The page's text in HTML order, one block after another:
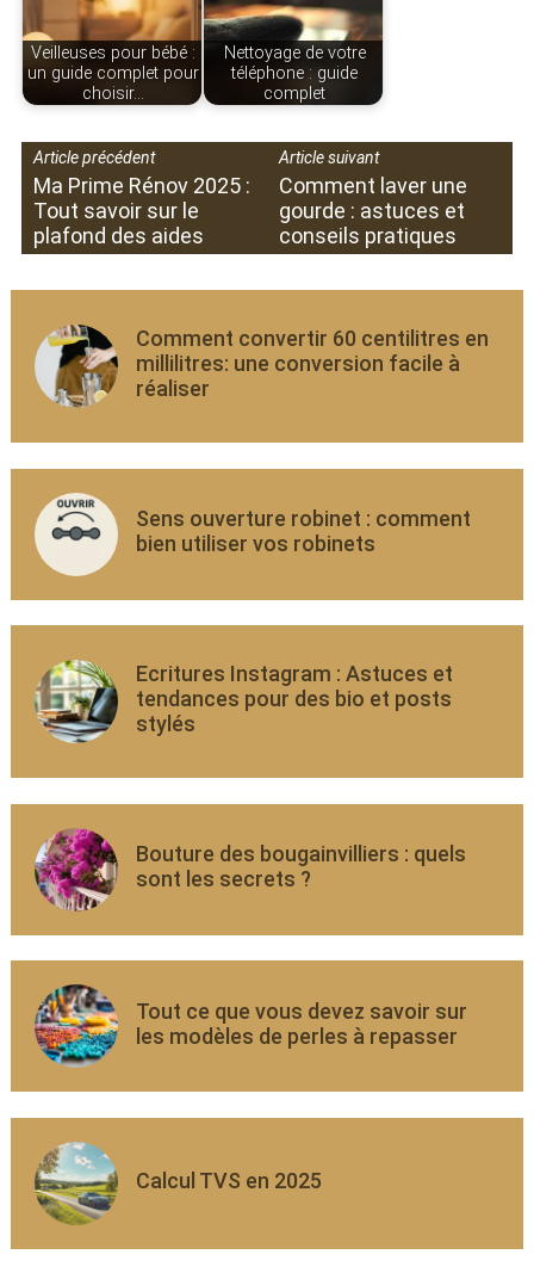
Veilleuses pour bébé :
un guide complet pour
choisir…
Nettoyage de votre
téléphone : guide
complet
Article précédent
Ma Prime Rénov 2025 :
Tout savoir sur le
plafond des aides
Article suivant
Comment laver une
gourde : astuces et
conseils pratiques
Comment convertir 60 centilitres en
millilitres: une conversion facile à
réaliser
Sens ouverture robinet : comment
bien utiliser vos robinets
Ecritures Instagram : Astuces et
tendances pour des bio et posts
stylés
Bouture des bougainvilliers : quels
sont les secrets ?
Tout ce que vous devez savoir sur
les modèles de perles à repasser
Calcul TVS en 2025